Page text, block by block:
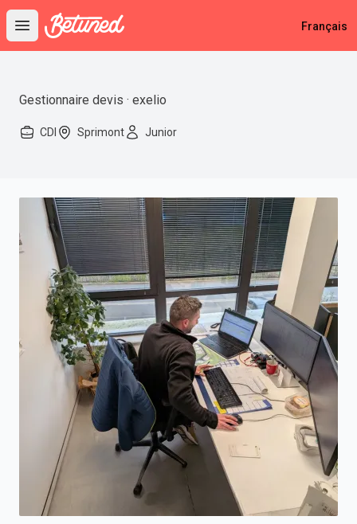
Open main menu
Betuned Français
Gestionnaire devis · exelio
CDI Sprimont Junior